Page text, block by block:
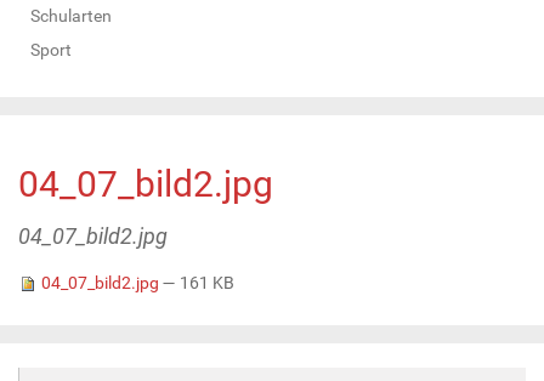
Schularten
Sport
04_07_bild2.jpg
04_07_bild2.jpg
04_07_bild2.jpg — 161 KB